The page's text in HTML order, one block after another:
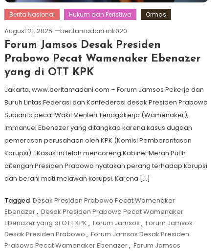
Berita Nasional Hukum dan Peristiwa Ormas
August 21, 2025 beritamadani.mk020
Forum Jamsos Desak Presiden
Prabowo Pecat Wamenaker Ebenazer
yang di OTT KPK
Jakarta, www.beritamadani.com – Forum Jamsos Pekerja dan
Buruh Lintas Federasi dan Konfederasi desak Presiden Prabowo
Subianto pecat Wakil Menteri Tenagakerja (Wamenaker),
Immanuel Ebenazer yang ditangkap karena kasus dugaan
pemerasan perusahaan oleh KPK (Komisi Pemberantasan
Korupsi). “Kasus ini telah mencoreng Kabinet Merah Putih
ditengah Presiden Prabowo nyatakan perang terhadap korupsi
dan berani mati melawan korupsi. Karena […]
Tagged Desak Presiden Prabowo Pecat Wamenaker
Ebenazer, Desak Presiden Prabowo Pecat Wamenaker
Ebenazer yang di OTT KPK , Forum Jamsos , Forum Jamsos
Desak Presiden Prabowo , Forum Jamsos Desak Presiden
Prabowo Pecat Wamenaker Ebenazer, Forum Jamsos